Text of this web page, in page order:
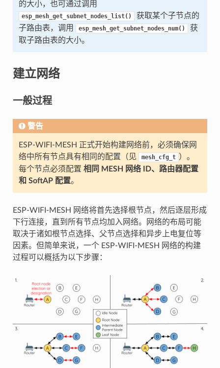
的大小，也可通过调用
esp_mesh_get_subnet_nodes_list()
获取某个子节点的
子路由表，调用
esp_mesh_get_subnet_nodes_num()
获
取子路由表的大小。
建立网络
一般过程
警告
ESP-WIFI-MESH 正式开始构建网络前，必须确保网
络中所有节点具有相同的配置（见
mesh_cfg_t ）。
每个节点必须配置 相同 MESH 网络 ID、路由器配置
和 SoftAP 配置。
ESP-WIFI-MESH 网络将首先选择根节点，然后逐层形成
下行连接，直到所有节点均加入网络。网络的布局可能
取决于诸如根节点选择、父节点选择和异步上电复位等
因素。但简单来说，一个 ESP-WIFI-MESH 网络的构建
过程可以概括为以下步骤：